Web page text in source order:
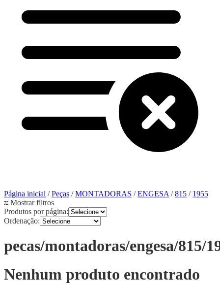
Página inicial /Peças /MONTADORAS /ENGESA/815 / 1955
Mostrar filtros
Produtos por página:
Ordenação:
pecas/montadoras/engesa/815/
Nenhum produto encontrado